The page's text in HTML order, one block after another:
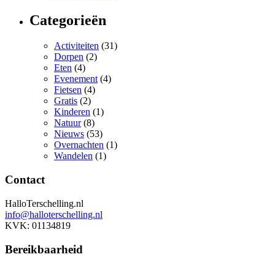
Categorieën
Activiteiten (31)
Dorpen (2)
Eten (4)
Evenement(4)
Fietsen (4)
Gratis (2)
Kinderen (1)
Natuur(8)
Nieuws (53)
Overnachten (1)
Wandelen (1)
Contact
HalloTerschelling.nl
info@halloterschelling.nl
KVK: 01134819
Bereikbaarheid